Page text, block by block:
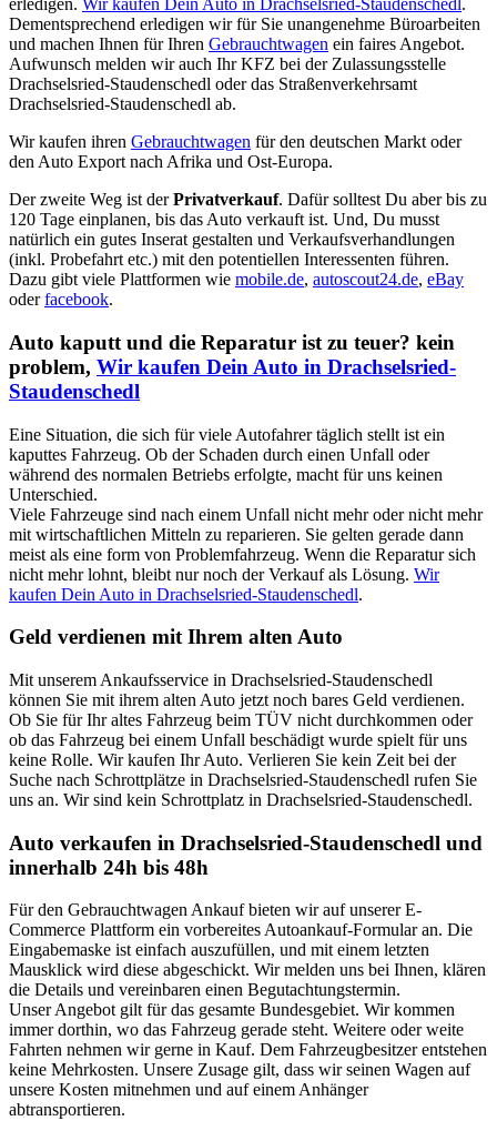
erledigen. Wir kaufen Dein Auto in Drachselsried-Staudenschedl .
Dementsprechend erledigen wir für Sie unangenehme Büroarbeiten
und machen Ihnen für Ihren Gebrauchtwagen ein faires Angebot.
Aufwunsch melden wir auch Ihr KFZ bei der Zulassungsstelle
Drachselsried-Staudenschedl oder das Straßenverkehrsamt
Drachselsried-Staudenschedl ab.
Wir kaufen ihren Gebrauchtwagen für den deutschen Markt oder
den Auto Export nach Afrika und Ost-Europa.
Der zweite Weg ist derPrivatverkauf. Dafür solltest Du aber bis zu
120 Tage einplanen, bis das Auto verkauft ist. Und, Du musst
natürlich ein gutes Inserat gestalten und Verkaufsverhandlungen
(inkl. Probefahrt etc.) mit den potentiellen Interessenten führen.
Dazu gibt viele Plattformen wie mobile.de, autoscout24.de, eBay
oderfacebook.
Auto kaputt und die Reparatur ist zu teuer? kein
problem, Wir kaufen Dein Auto in Drachselsried-
Staudenschedl
Eine Situation, die sich für viele Autofahrer täglich stellt ist ein
kaputtes Fahrzeug. Ob der Schaden durch einen Unfall oder
während des normalen Betriebs erfolgte, macht für uns keinen
Unterschied.
Viele Fahrzeuge sind nach einem Unfall nicht mehr oder nicht mehr
mit wirtschaftlichen Mitteln zu reparieren. Sie gelten gerade dann
meist als eine form von Problemfahrzeug. Wenn die Reparatur sich
nicht mehr lohnt, bleibt nur noch der Verkauf als Lösung. Wir
kaufen Dein Auto in Drachselsried-Staudenschedl.
Geld verdienen mit Ihrem alten Auto
Mit unserem Ankaufsservice in Drachselsried-Staudenschedl
können Sie mit ihrem alten Auto jetzt noch bares Geld verdienen.
Ob Sie für Ihr altes Fahrzeug beim TÜV nicht durchkommen oder
ob das Fahrzeug bei einem Unfall beschädigt wurde spielt für uns
keine Rolle. Wir kaufen Ihr Auto. Verlieren Sie kein Zeit bei der
Suche nach Schrottplätze in Drachselsried-Staudenschedl rufen Sie
uns an. Wir sind kein Schrottplatz in Drachselsried-Staudenschedl.
Auto verkaufen in Drachselsried-Staudenschedl und
innerhalb 24h bis 48h
Für den Gebrauchtwagen Ankauf bieten wir auf unserer E-
Commerce Plattform ein vorbereites Autoankauf-Formular an. Die
Eingabemaske ist einfach auszufüllen, und mit einem letzten
Mausklick wird diese abgeschickt. Wir melden uns bei Ihnen, klären
die Details und vereinbaren einen Begutachtungstermin.
Unser Angebot gilt für das gesamte Bundesgebiet. Wir kommen
immer dorthin, wo das Fahrzeug gerade steht. Weitere oder weite
Fahrten nehmen wir gerne in Kauf. Dem Fahrzeugbesitzer entstehen
keine Mehrkosten. Unsere Zusage gilt, dass wir seinen Wagen auf
unsere Kosten mitnehmen und auf einem Anhänger
abtransportieren.